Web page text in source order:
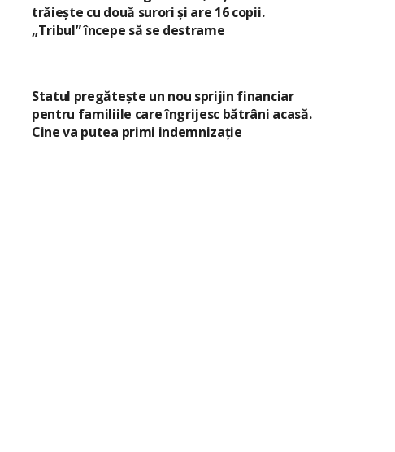
trăiește cu două surori și are 16 copii.
„Tribul” începe să se destrame
Statul pregătește un nou sprijin financiar
pentru familiile care îngrijesc bătrâni acasă.
Cine va putea primi indemnizație